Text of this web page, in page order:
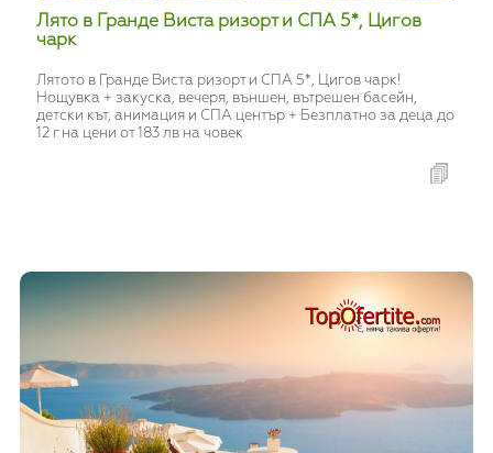
Лято в Гранде Виста ризорт и СПА 5*, Цигов
чарк
Лятото в Гранде Виста ризорт и СПА 5*, Цигов чарк!
Нощувка + закуска, вечеря, външен, вътрешен басейн,
детски кът, анимация и СПА център + Безплатно за деца до
12 г на цени от 183 лв на човек